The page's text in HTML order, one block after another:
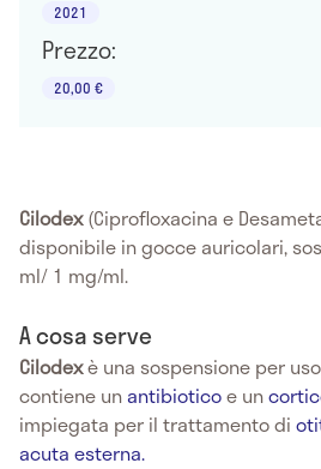
2021
Prezzo:
20,00 €
Cilodex(Ciprofloxacina e
disponibile in gocce auricolari,
ml/ 1 mg/ml.
A cosa serve
Cilodexè una sospensione per
contiene unantibioticoe un
impiegata per il trattamento di
acuta esterna.